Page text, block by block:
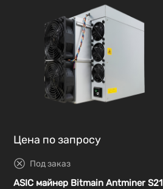
Цена по запросу
Под заказ
ASIC майнер Bitmain Antminer S21